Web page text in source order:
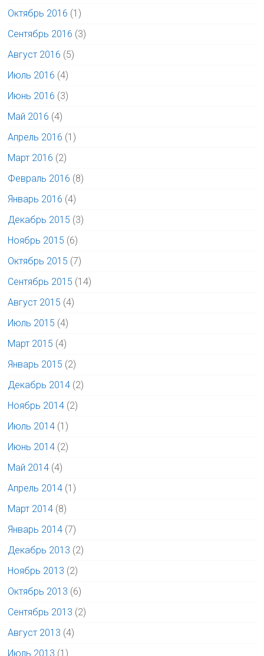
Октябрь 2016 (1)
Сентябрь 2016 (3)
Август 2016 (5)
Июль 2016 (4)
Июнь 2016 (3)
Май 2016 (4)
Апрель 2016 (1)
Март 2016 (2)
Февраль 2016 (8)
Январь 2016 (4)
Декабрь 2015 (3)
Ноябрь 2015 (6)
Октябрь 2015 (7)
Сентябрь 2015 (14)
Август 2015 (4)
Июль 2015 (4)
Март 2015 (4)
Январь 2015 (2)
Декабрь 2014 (2)
Ноябрь 2014 (2)
Июль 2014 (1)
Июнь 2014 (2)
Май 2014 (4)
Апрель 2014 (1)
Март 2014 (8)
Январь 2014 (7)
Декабрь 2013 (2)
Ноябрь 2013 (2)
Октябрь 2013 (6)
Сентябрь 2013 (2)
Август 2013 (4)
Июль 2013 (1)